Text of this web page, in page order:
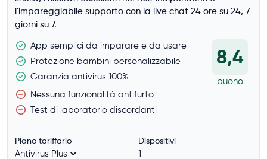
l'impareggiabile supporto con la live chat 24 ore su 24, 7
giorni su 7.
App semplici da imparare e da usare
Protezione bambini personalizzabile
Garanzia antivirus 100%
Nessuna funzionalità antifurto
Test di laboratorio discordanti
8,4
buono
Piano tariffario
Antivirus Plus
Dispositivi
1